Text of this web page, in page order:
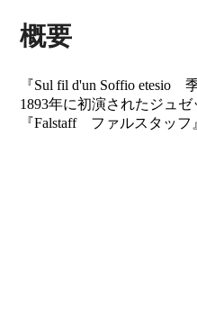
概要
『Sul fil d'un Soffio etesio
1893年に初演されたジュ
『Falstaff ファルスタッフ